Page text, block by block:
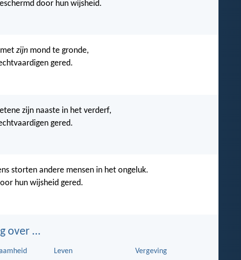
door hun wijsheid.
zijn mond te gronde,
gered.
zijn naaste in het verderf,
gered.
storten andere mensen in het ongeluk.
hun wijsheid gered.
over ...
Leven
Vergeving